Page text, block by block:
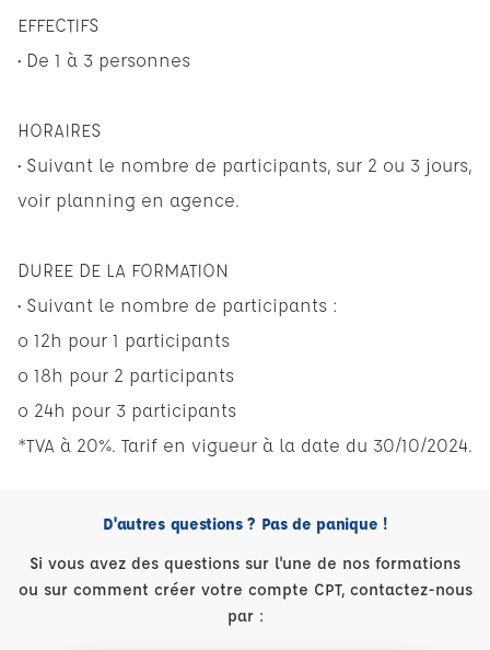
EFFECTIFS
• De 1 à 3 personnes
HORAIRES
• Suivant le nombre de participants, sur 2 ou 3 jours,
voir planning en agence.
DUREE DE LA FORMATION
• Suivant le nombre de participants :
o 12h pour 1 participants
o 18h pour 2 participants
o 24h pour 3 participants
*TVA à 20%. Tarif en vigueur à la date du 30/10/2024.
D'autres questions ? Pas de panique !
Si vous avez des questions sur l'une de nos formations
ou sur comment créer votre compte CPT, contactez-nous
par :